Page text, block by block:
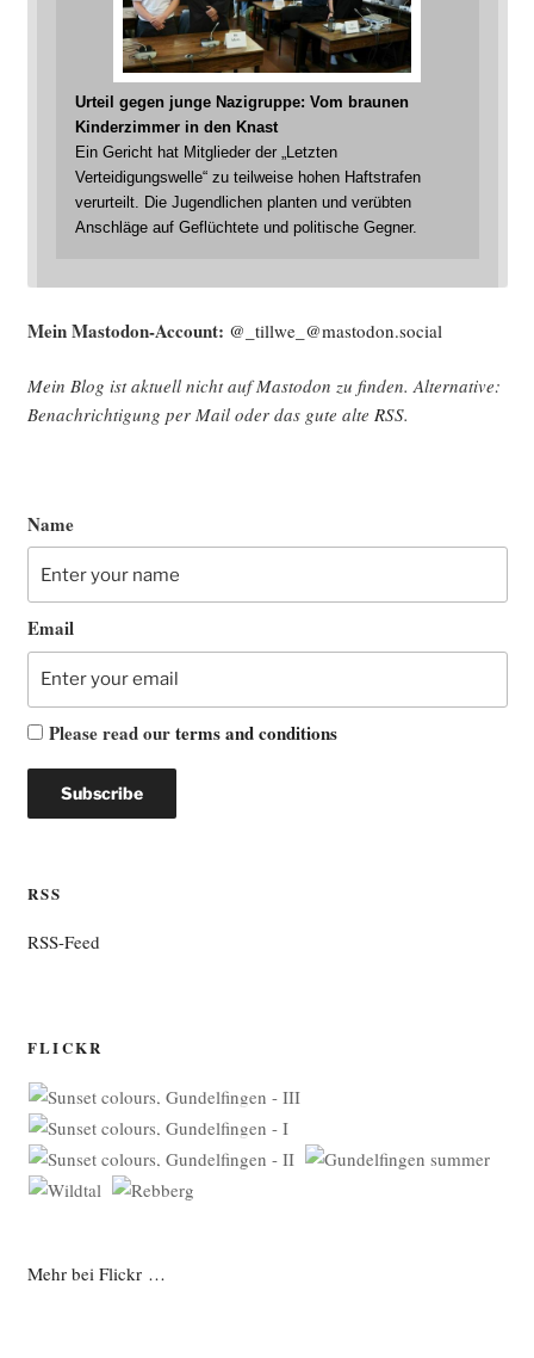
Urteil gegen junge Nazigruppe: Vom braunen
Kinderzimmer in den Knast
Ein Gericht hat Mitglieder der „Letzten
Verteidigungswelle“ zu teilweise hohen Haftstrafen
verurteilt. Die Jugendlichen planten und verübten
Anschläge auf Geflüchtete und politische Gegner.
Mein Mast­o­don-Account: @_tillwe_@mastodon.social
Mein Blog ist aktu­ell nicht auf Mast­o­don zu fin­den. Alter­na­ti­ve:
Benach­rich­ti­gung per Mail oder das gute alte RSS.
Name
Email
Please read ourterms and conditions
RSS
RSS-Feed
FLICKR
Mehr bei Flickr …